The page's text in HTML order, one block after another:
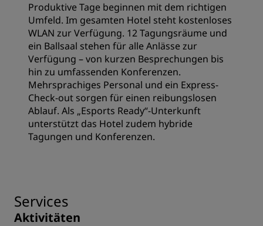
Produktive Tage beginnen mit dem richtigen
Umfeld. Im gesamten Hotel steht kostenloses
WLAN zur Verfügung. 12 Tagungsräume und
ein Ballsaal stehen für alle Anlässe zur
Verfügung – von kurzen Besprechungen bis
hin zu umfassenden Konferenzen.
Mehrsprachiges Personal und ein Express-
Check-out sorgen für einen reibungslosen
Ablauf. Als „Esports Ready“-Unterkunft
unterstützt das Hotel zudem hybride
Tagungen und Konferenzen.
Services
Aktivitäten